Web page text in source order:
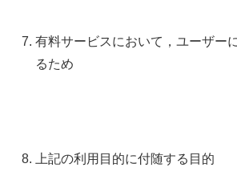
有料サービスにおいて，ユーザー
るため
上記の利用目的に付随する目的